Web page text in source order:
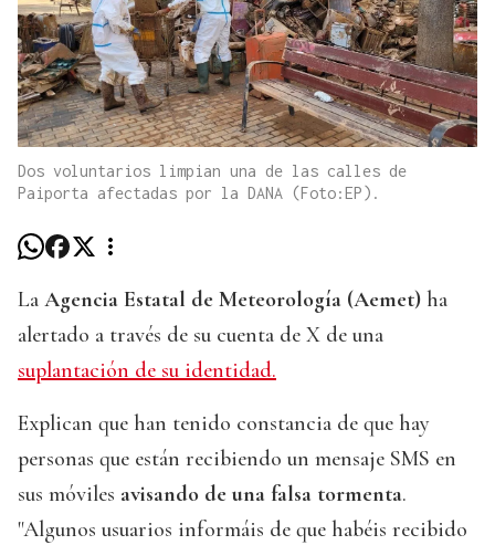
Dos voluntarios limpian una de las calles de
Paiporta afectadas por la DANA (Foto:EP).
La Agencia Estatal de Meteorología (Aemet) ha
alertado a través de su cuenta de X de una
suplantación de su identidad.
Explican que han tenido constancia de que hay
personas que están recibiendo un mensaje SMS en
sus móviles avisando de una falsa tormenta.
"Algunos usuarios informáis de que habéis recibido